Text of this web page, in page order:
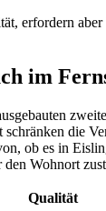
erfordern
im
die
ob es in
Wohnort
Qualität